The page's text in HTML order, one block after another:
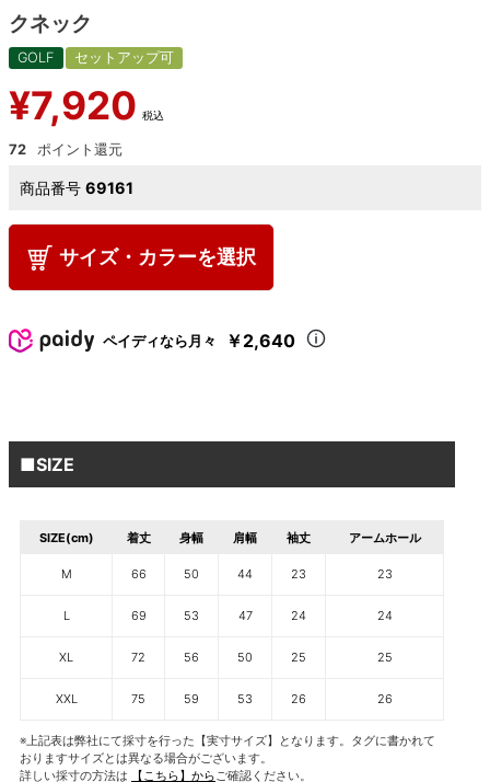
クネック
GOLF セットアップ可
¥7,920 税込
72
商品番号 69161
サイズ・カラーを選択
ペイディなら月々 ￥2,640
■SIZE
SIZE(cm) 着丈 身幅 肩幅 袖丈 アームホール
M 66 50 44 23 23
L 69 53 47 24 24
XL 72 56 50 25 25
XXL 75 59 53 26 26
※上記表は弊社にて採寸を行った【実寸サイズ】となります。タグに書かれて
おりますサイズとは異なる場合がございます。
詳しい採寸の方法は
【こちら】からご確認ください。